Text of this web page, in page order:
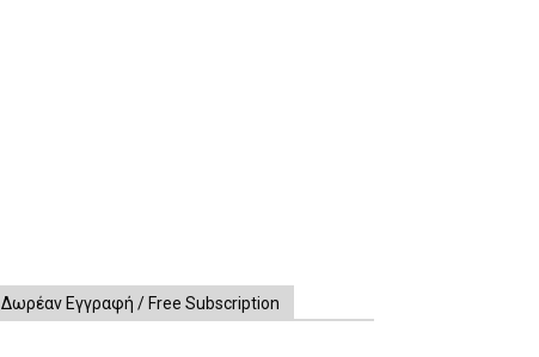
Δωρέαν Εγγραφή / Free Subscription